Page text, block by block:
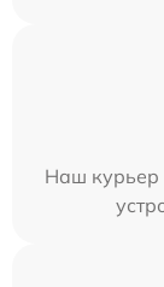
Наш курьер